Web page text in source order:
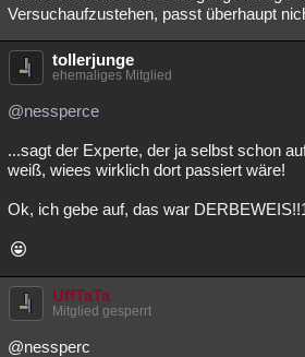
Versuchaufzustehen, passt überhaupt
tollerjunge
ehemaliges Mitglied
@nessperce
...sagt der Experte, der ja selbst schon
weiß, wiees wirklich dort passiert wäre!
Ok, ich gebe auf, das war
UffTaTa
Mitglied gesperrt
@nessperc